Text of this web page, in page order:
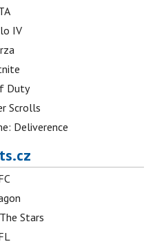
IV
Duty
Scrolls
Deliverence
Stars